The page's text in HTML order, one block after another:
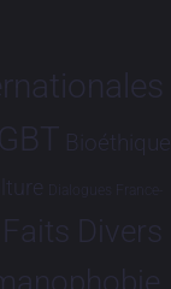
Bioéthique
Dialogues France-
Faits Divers